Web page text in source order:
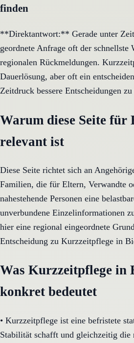
finden
**Direktantwort:** Gerade unter
geordnete Anfrage oft der schnellste
regionalen Rückmeldungen.
Dauerlösung, aber oft ein
Zeitdruck bessere Entscheidungen
Warum diese Seite für
relevant ist
Diese Seite richtet sich an
Familien, die für Eltern, Verwandte
nahestehende Personen eine
unverbundene Einzelinformationen
hier eine regional eingeordnete
Entscheidung zu Kurzzeitpflege in
Was Kurzzeitpflege in
konkret bedeutet
• Kurzzeitpflege ist eine befristete
Stabilität schafft und gleichzeitig die